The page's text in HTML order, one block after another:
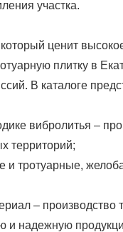
участка.
ценит
плитку в
В каталоге
вибролитья –
территорий;
тротуарные,
– производство
и надежную